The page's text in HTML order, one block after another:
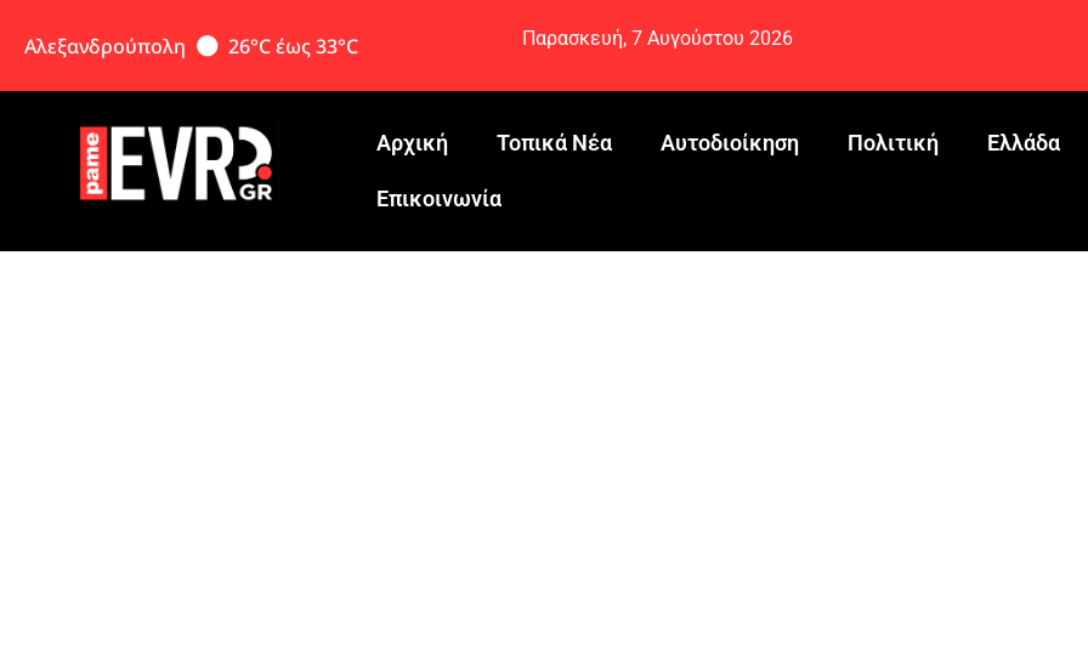
Αλεξανδρούπολη 26°C έως 33°C Παρασκευή, 7 Αυγούστου 2026
Αρχική Τοπικά Νέα Αυτοδιοίκηση Πολιτική Ελλάδα
Eπικοινωνία